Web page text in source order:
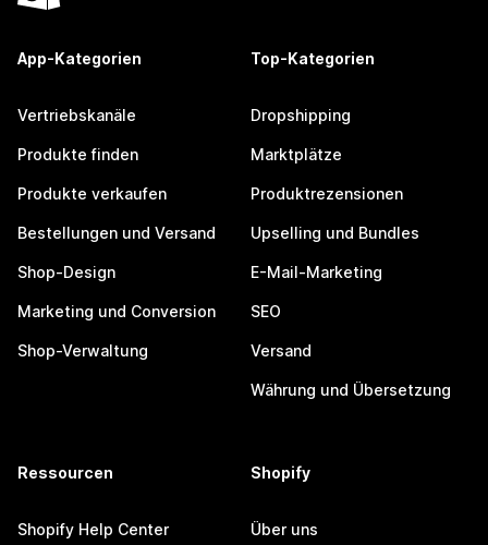
App-Kategorien
Vertriebskanäle
Produkte finden
Produkte verkaufen
Bestellungen und Versand
Shop-Design
Marketing und Conversion
Shop-Verwaltung
Top-Kategorien
Dropshipping
Marktplätze
Produktrezensionen
Upselling und Bundles
E-Mail-Marketing
SEO
Versand
Währung und Übersetzung
Ressourcen
Shopify Help Center
Shopify
Über uns